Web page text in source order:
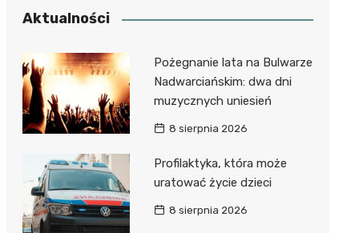
Aktualności
Pożegnanie lata na Bulwarze
Nadwarciańskim: dwa dni
muzycznych uniesień
8 sierpnia 2026
Profilaktyka, która może
uratować życie dzieci
8 sierpnia 2026